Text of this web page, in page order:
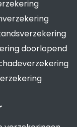
doorlopend